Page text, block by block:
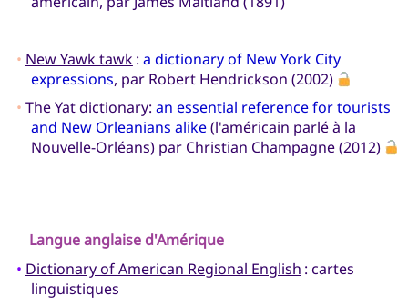
• New Yawk tawk: a dictionary of New York City
expressions, par Robert Hendrickson (2002)
• The Yat dictionary: an essential reference for tourists
and New Orleanians alike(l'américain parlé à la
Nouvelle-Orléans) par Christian Champagne (2012)
Langue anglaise d'Amérique
• Dictionary of American Regional English : cartes
linguistiques